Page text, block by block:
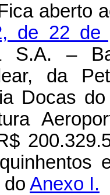
aberto
de 22 de
S.A. –
da
Docas
Anexo I.